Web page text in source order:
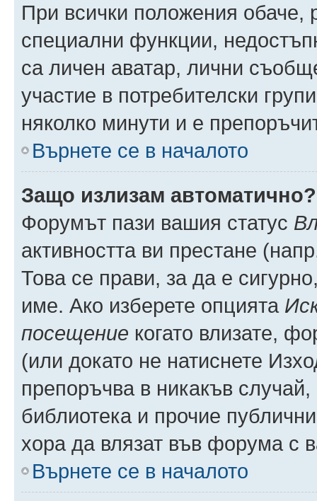
При всички положения обаче,
специални функции,
са личен аватар, лични
участие в потребителски
няколко минути и е
Върнете се в началото
Защо излизам автоматично?
Форумът пази вашия статус
активността ви престане
Това се прави, за да е
име. Ако изберете опцията
посещение когато влизате,
(или докато не натиснете
препоръчва в никакъв
библиотека и прочие
хора да влязат във форума с
Върнете се в началото